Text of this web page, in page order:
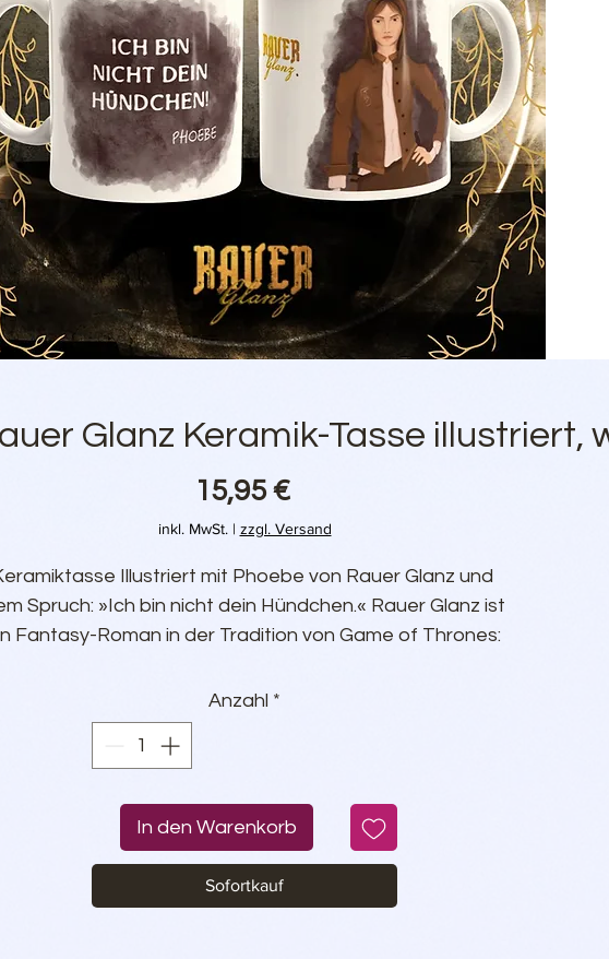
Glanz Keramik-Tasse illustriert,
15,95 €Preis
inkl. MwSt.| zzgl. Versand
Illustriert mit Phoebe von Rauer Glanz und
Spruch: »Ich bin nicht dein Hündchen.« Rauer Glanz ist
Fantasy-Roman in der Tradition von Game of Thrones:
Vergangenheit bestimmen das Leben in den Ländern
Matrienna und Ronland.
• 0,4 l Tasse 9.8 cm höhe und 8.5 cm Durchmesser
• Mikrowellen und Geschirrspülmaschinen geeignet
Anzahl *
In den Warenkorb
Sofortkauf